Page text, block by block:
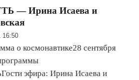
— Ирина Исаева и
16:50
о космонавтике28 сентября
эфира: Ирина Исаева и